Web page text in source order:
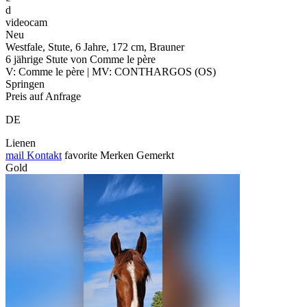
d
videocam
Neu
Westfale, Stute, 6 Jahre, 172 cm, Brauner
6 jährige Stute von Comme le père
V: Comme le père | MV: CONTHARGOS (OS)
Springen
Preis auf Anfrage
DE
Lienen
mail Kontakt favorite Merken Gemerkt
Gold